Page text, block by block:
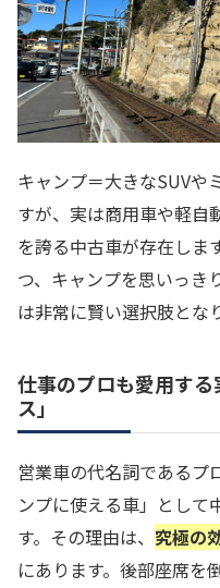
キャンプ＝大きなSUVや
すが、実は商用車や軽自
を誇る中古車が存在しま
つ、キャンプを思いっき
は非常に賢い選択肢とな
仕事のプロも愛用す
ス」
営業車の代名詞であるプ
ンプに使える車」として
す。その理由は、 究極の
にあります。後部座席を